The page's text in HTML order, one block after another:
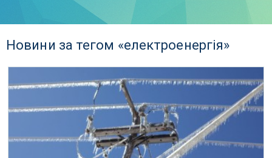
Новини за тегом «електроенергія»